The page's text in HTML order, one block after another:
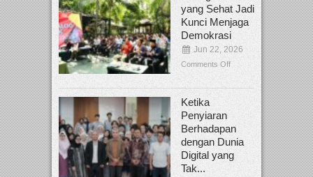
yang Sehat Jadi
Kunci Menjaga
Demokrasi
Jun 22, 2026
Comments Off
Ketika
Penyiaran
Berhadapan
dengan Dunia
Digital yang
Tak...